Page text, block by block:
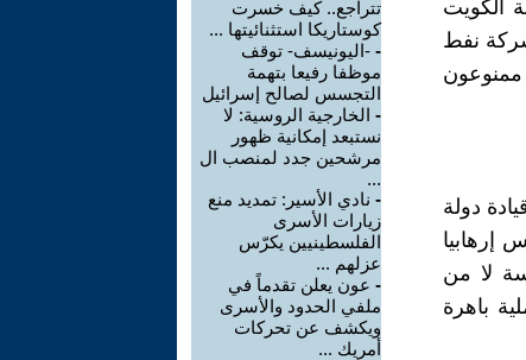
الكويت
نفط
ممنوعون
دولة
إرهابيا
لا من
باهرة
تتراجع.. كيف خسرت
كوستاريكا استثنائيتها ...
- -اليونيسف- توقف
موظفا رفيعا بتهمة
التجسس لصالح إسرائيل
- الخارجية الروسية: لا
نستبعد إمكانية ظهور
مرشحين جدد لمنصب ال
...
- نادي الأسير: تمديد منع
زيارات الأسرى
الفلسطينيين يكرّس
عزلهم ...
- عون يعلن تقدماً في
ملفي الحدود والأسرى
ويكشف عن تحركات
أمريك ...